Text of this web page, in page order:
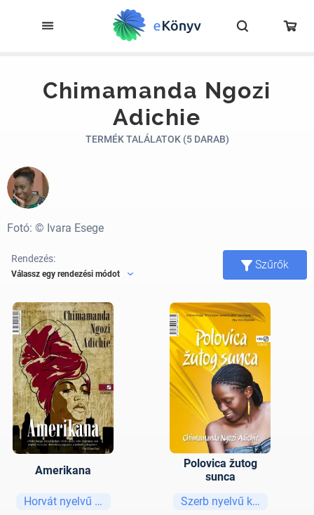
Chimamanda Ngozi
Adichie
TERMÉK TALÁLATOK (5 DARAB)
Fotó: © Ivara Esege
Rendezés:
Válassz egy rendezési módot
Szűrők
Amerikana
Horvát nyelvű könyvek
Polovica žutog
sunca
Szerb nyelvű könyvek